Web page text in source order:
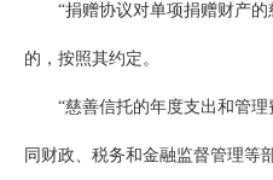
“捐赠协议对单项捐赠财产
的，按照其约定。
“慈善信托的年度支出和管
同财政、税务和金融监督管理等